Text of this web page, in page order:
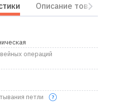
Описание товара
операций
петли